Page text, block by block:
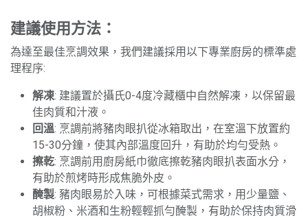
建議使用方法：
為達至最佳烹調效果，我們建議採用以下專業廚房的標準處
理程序:
解凍: 建議置於攝氏0-4度冷藏櫃中自然解凍，以保留最
佳肉質和汁液。
回溫: 烹調前將豬肉眼扒從冰箱取出，在室溫下放置約
15-30分鐘，使其內部溫度回升，有助於均勻受熱。
擦乾: 烹調前用廚房紙巾徹底擦乾豬肉眼扒表面水分，
有助於煎烤時形成焦脆外皮。
醃製: 豬肉眼易於入味，可根據菜式需求，用少量鹽、
胡椒粉、米酒和生粉輕輕抓勻醃製，有助於保持肉質滑